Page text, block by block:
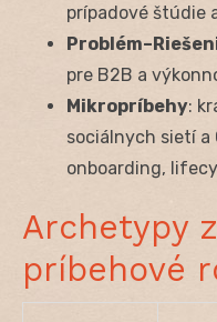
prípadové štúdie
pre B2B a
Mikropríbehy:
sociálnych sietí a
onboarding,
Archetypy
príbehové